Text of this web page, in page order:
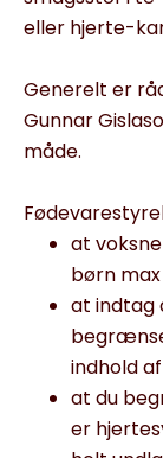
eller hjerte-
Generelt er
Gunnar
måde.
at
børn
at indtag
indhold
at du
er